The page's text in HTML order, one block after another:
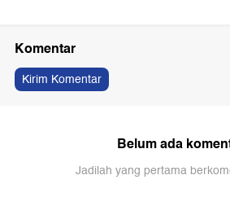
Komentar
Kirim Komentar
Belum ada
Jadilah yang pertama